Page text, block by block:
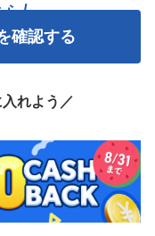
ら
確認する
れよう／